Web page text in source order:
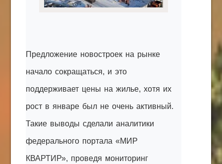
@Edgarpo36
Предложение новостроек на рынке
начало сокращаться, и это
поддерживает цены на жилье, хотя их
рост в январе был не очень активный.
Такие выводы сделали аналитики
федерального портала «МИР
КВАРТИР», проведя мониторинг